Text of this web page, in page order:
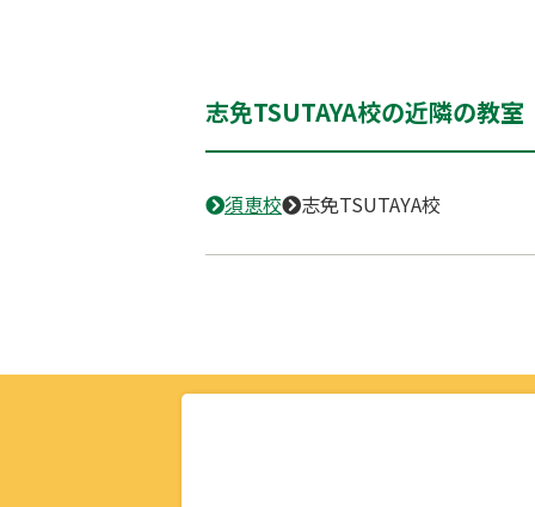
志免TSUTAYA校の近隣の教室
須恵校 志免TSUTAYA校